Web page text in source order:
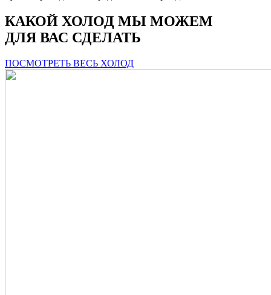
КАКОЙ ХОЛОД МЫ МОЖЕМ
ДЛЯ ВАС СДЕЛАТЬ
ПОСМОТРЕТЬ ВЕСЬ ХОЛОД